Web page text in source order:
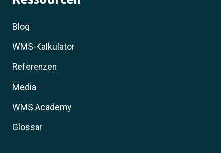
Blog
WMS-Kalkulator
Referenzen
Media
WMS Academy
Glossar